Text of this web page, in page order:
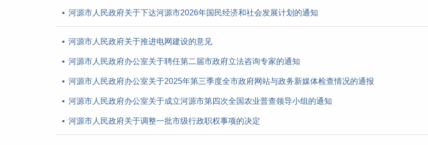
河源市人民政府关于下达河源市2026年国民经济和社会发展计划的通知
河源市人民政府关于推进电网建设的意见
河源市人民政府办公室关于聘任第二届市政府立法咨询专家的通知
河源市人民政府办公室关于2025年第三季度全市政府网站与政务新媒体检查情况的通报
河源市人民政府办公室关于成立河源市第四次全国农业普查领导小组的通知
河源市人民政府关于调整一批市级行政职权事项的决定